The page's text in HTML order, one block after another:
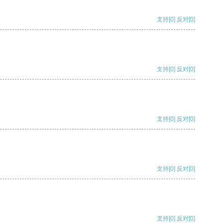
支持[0] 反对[0]
支持[0] 反对[0]
支持[0] 反对[0]
支持[0] 反对[0]
支持[0] 反对[0]